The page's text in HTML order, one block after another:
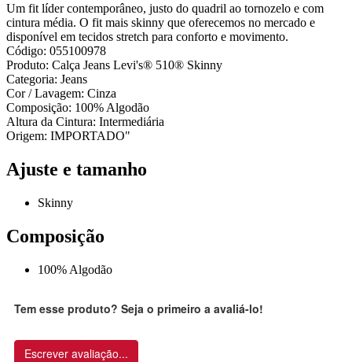
Um fit líder contemporâneo, justo do quadril ao tornozelo e com
cintura média. O fit mais skinny que oferecemos no mercado e
disponível em tecidos stretch para conforto e movimento.
Código: 055100978
Produto: Calça Jeans Levi's® 510® Skinny
Categoria: Jeans
Cor / Lavagem: Cinza
Composição: 100% Algodão
Altura da Cintura: Intermediária
Origem: IMPORTADO"
Ajuste e tamanho
Skinny
Composição
100% Algodão
Tem esse produto? Seja o primeiro a avaliá-lo!
Escrever avaliação...